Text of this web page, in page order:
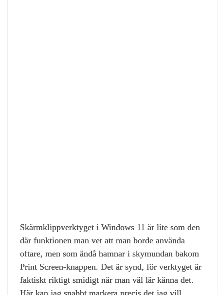
Skärmklippverktyget i Windows 11 är lite som den
där funktionen man vet att man borde använda
oftare, men som ändå hamnar i skymundan bakom
Print Screen‑knappen. Det är synd, för verktyget är
faktiskt riktigt smidigt när man väl lär känna det.
Här kan jag snabbt markera precis det jag vill